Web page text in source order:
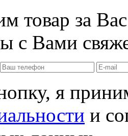
товар за
с Вами
я
и